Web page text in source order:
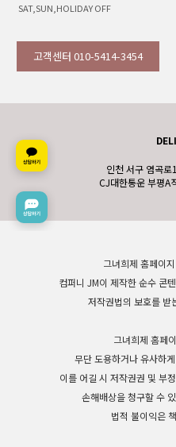
SAT,SUN,HOLIDAY OFF
고객센터 010-5414-3454
인천 서구 염곡
CJ대한통운 부평A
그녀희제 홈페이
컴퍼니 JM이 제작한 순수 콘
저작권법의 보호를 받
그녀희제 홈페
무단 도용하거나 유사하
이를 어길 시 저작권권 및 부
손해배상을 청구할 수
법적 불이익은